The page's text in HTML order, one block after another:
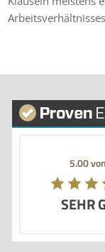
5.00
SEHR